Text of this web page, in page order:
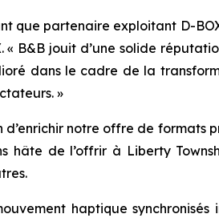
que partenaire exploitant D-
B&B jouit d’une solide
dans le cadre de la
»
notre offre de formats
hâte de l’offrir à Liberty
haptique